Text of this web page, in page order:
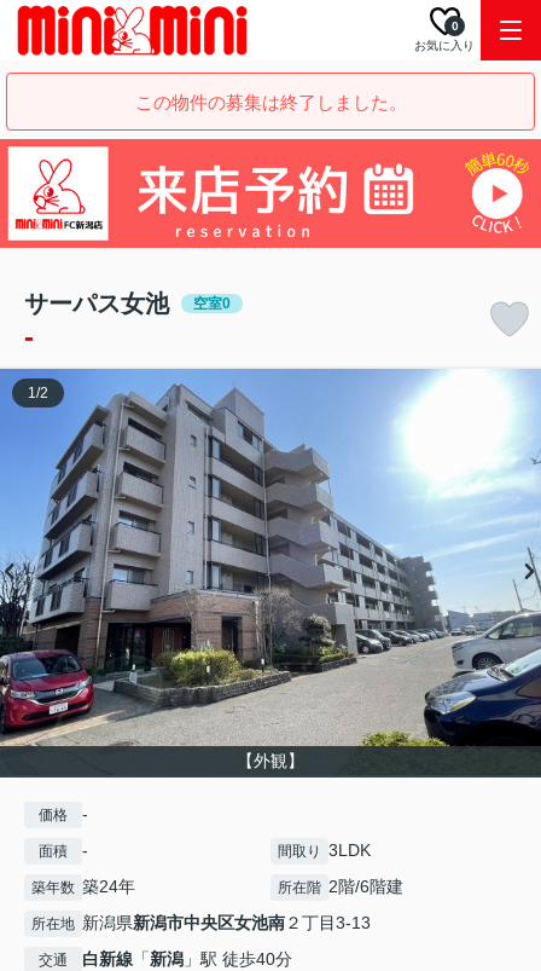
お気に入り
0
この物件の募集は終了しました。
サーパス女池 空室0
-
【外観】
1 /2
価格 -
面積 - 間取り 3LDK
築年数 築24年 所在階 2階/6階建
所在地 新潟県新潟市中央区女池南２丁目3-13
交通 白新線 「新潟 」駅 徒歩40分